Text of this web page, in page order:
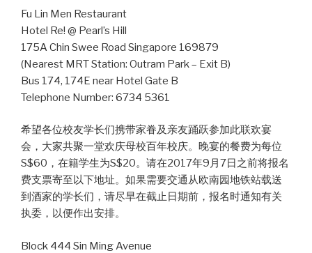
Fu Lin Men Restaurant
Hotel Re! @ Pearl’s Hill
175A Chin Swee Road Singapore 169879
(Nearest MRT Station: Outram Park – Exit B)
Bus 174, 174E near Hotel Gate B
Telephone Number: 6734 5361
希望各位校友学长们携带家眷及亲友踊跃参加此联欢宴
会，大家共聚一堂欢庆母校百年校庆。晚宴的餐费为每位
S$60，在籍学生为S$20。请在2017年9月7日之前将报名
费支票寄至以下地址。如果需要交通从欧南园地铁站载送
到酒家的学长们，请尽早在截止日期前，报名时通知有关
执委，以便作出安排。
Block 444 Sin Ming Avenue